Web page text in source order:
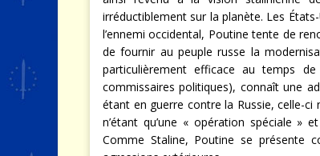
irréductiblement sur la planète. Les
l’ennemi occidental, Poutine tente de
de fournir au peuple russe la
particulièrement efficace au temps
commissaires politiques), connaît une
étant en guerre contre la Russie, celle-ci
n’étant qu’une « opération spéciale »
Comme Staline, Poutine se présente